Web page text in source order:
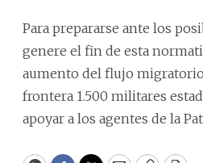
Para prepararse ante los
genere el fin de esta
aumento del flujo
frontera 1.500 militares
apoyar a los agentes de la